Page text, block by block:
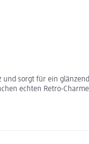
sorgt für ein
echten Retro-